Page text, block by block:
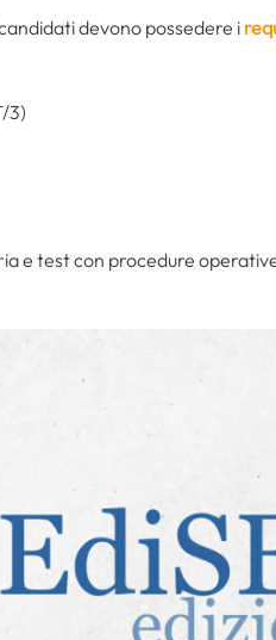
devono possedere i
3)
e test con procedure